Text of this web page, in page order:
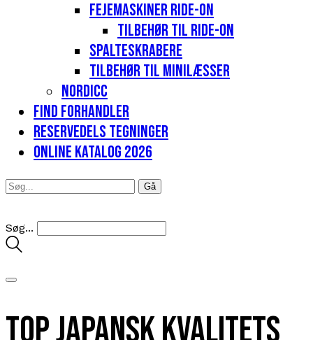
Fejemaskiner Ride-on
Tilbehør til Ride-on
Spalteskrabere
Tilbehør til minilæsser
Nordicc
Find forhandler
Reservedels tegninger
Online katalog 2026
Søg...
Top japansk kvalitets